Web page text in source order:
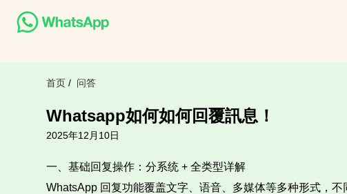
首页 / 问答
Whatsapp如何如何回覆訊息！
2025年12月10日
一、基础回复操作：分系统 + 全类型详解​
WhatsApp 回复功能覆盖文字、语音、多媒体等多种形式，